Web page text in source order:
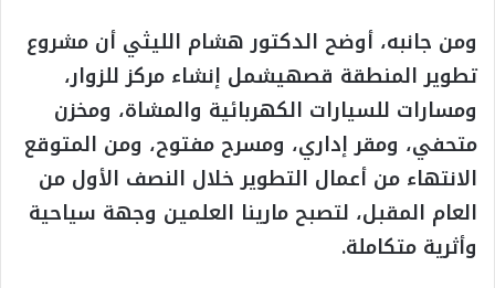
ومن جانبه، أوضح الدكتور هشام الليثي أن مشروع
تطوير المنطقة قصهيشمل إنشاء مركز للزوار،
ومسارات للسيارات الكهربائية والمشاة، ومخزن
متحفي، ومقر إداري، ومسرح مفتوح، ومن المتوقع
الانتهاء من أعمال التطوير خلال النصف الأول من
العام المقبل، لتصبح مارينا العلمين وجهة سياحية
وأثرية متكاملة.